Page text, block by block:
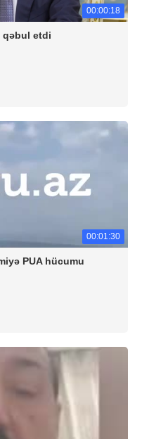
00:00:18
qəbul etdi
00:01:30
PUA hücumu